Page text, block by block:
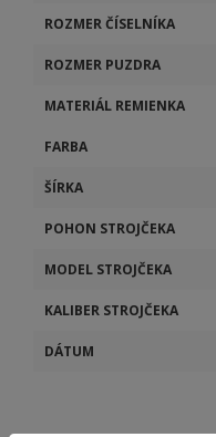
ROZMER ČÍSELNÍKA
ROZMER PUZDRA
MATERIÁL REMIENKA
FARBA
ŠÍRKA
POHON STROJČEKA
MODEL STROJČEKA
KALIBER STROJČEKA
DÁTUM